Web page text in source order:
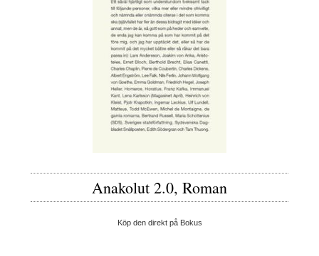
Anakolut 2.0, Roman
Köp den direkt på Bokus